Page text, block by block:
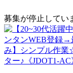
募集が停止してい